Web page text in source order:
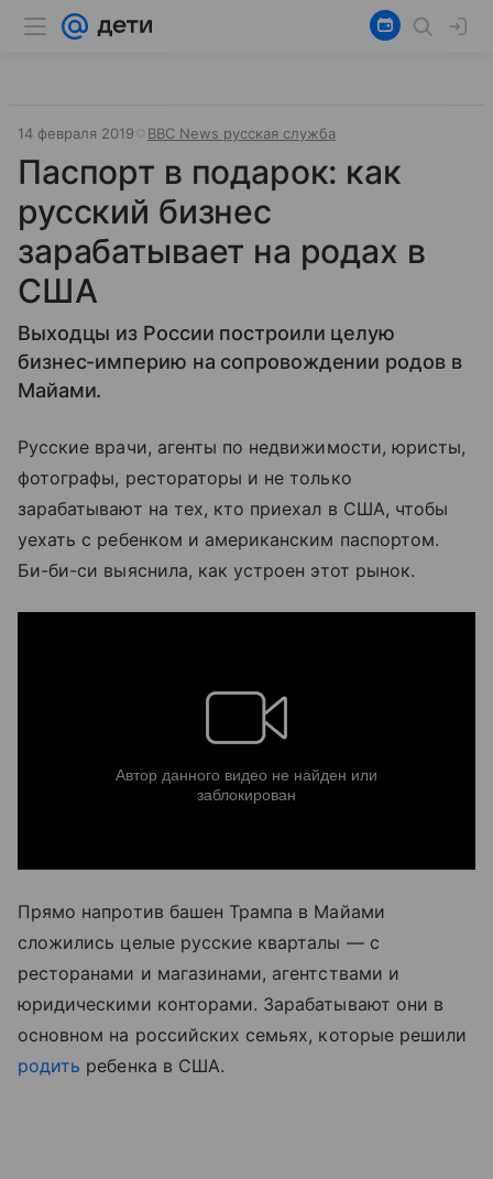
14 февраля 2019 ВВС News русская служба
Паспорт в подарок: как
русский бизнес
зарабатывает на родах в
США
Выходцы из России построили целую
бизнес-империю на сопровождении родов в
Майами.
Русские врачи, агенты по недвижимости, юристы,
фотографы, рестораторы и не только
зарабатывают на тех, кто приехал в США, чтобы
уехать с ребенком и американским паспортом.
Би-би-си выяснила, как устроен этот рынок.
Прямо напротив башен Трампа в Майами
сложились целые русские кварталы — с
ресторанами и магазинами, агентствами и
юридическими конторами. Зарабатывают они в
основном на российских семьях, которые решили
родить ребенка в США.